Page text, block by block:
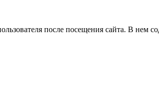
после посещения сайта. В нем